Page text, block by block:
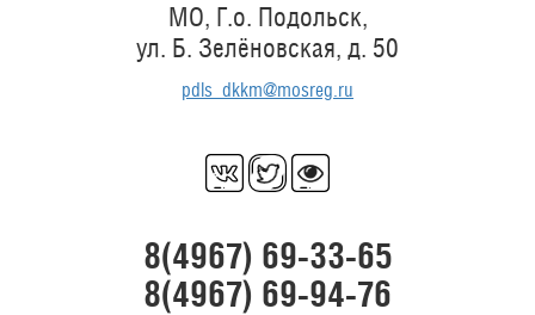
МО, Г.о. Подольск,
ул. Б. Зелёновская, д. 50
pdls_dkkm@mosreg.ru
8(4967) 69-33-65
8(4967) 69-94-76